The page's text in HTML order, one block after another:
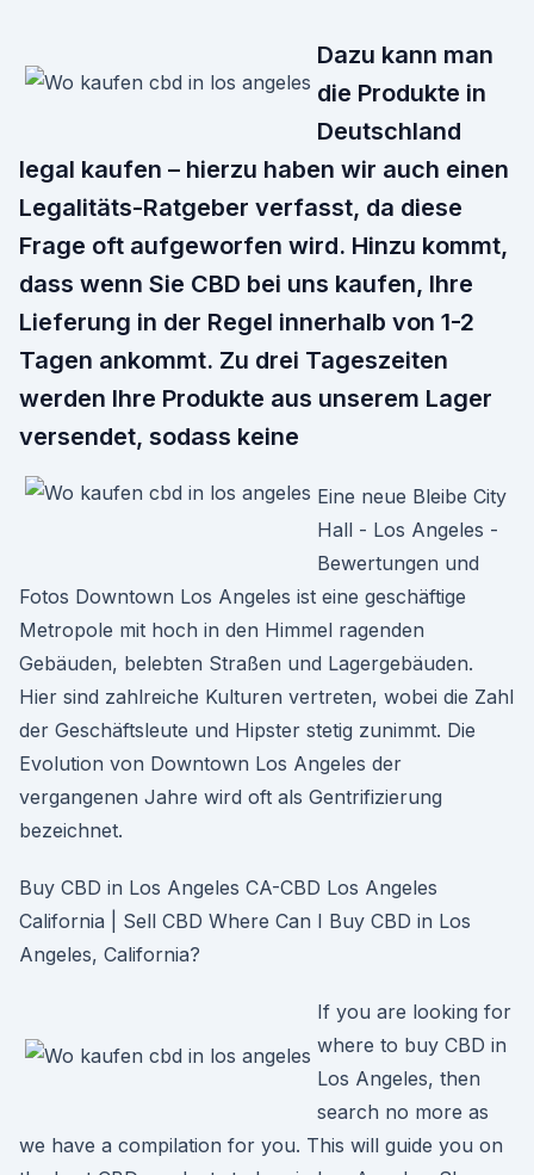
Dazu kann man
die Produkte in
Deutschland
legal kaufen – hierzu haben wir auch einen
Legalitäts-Ratgeber verfasst, da diese
Frage oft aufgeworfen wird. Hinzu kommt,
dass wenn Sie CBD bei uns kaufen, Ihre
Lieferung in der Regel innerhalb von 1-2
Tagen ankommt. Zu drei Tageszeiten
werden Ihre Produkte aus unserem Lager
versendet, sodass keine
Eine neue Bleibe City
Hall - Los Angeles -
Bewertungen und
Fotos Downtown Los Angeles ist eine geschäftige
Metropole mit hoch in den Himmel ragenden
Gebäuden, belebten Straßen und Lagergebäuden.
Hier sind zahlreiche Kulturen vertreten, wobei die Zahl
der Geschäftsleute und Hipster stetig zunimmt. Die
Evolution von Downtown Los Angeles der
vergangenen Jahre wird oft als Gentrifizierung
bezeichnet.
Buy CBD in Los Angeles CA-CBD Los Angeles
California | Sell CBD Where Can I Buy CBD in Los
Angeles, California?
If you are looking for
where to buy CBD in
Los Angeles, then
search no more as
we have a compilation for you. This will guide you on